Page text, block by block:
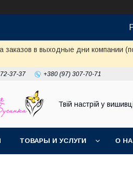
заказов в выходные дни компании
37-37 +380 (97) 307-70-71
Твій настрій у
ТОВАРЫ И УСЛУГИ О